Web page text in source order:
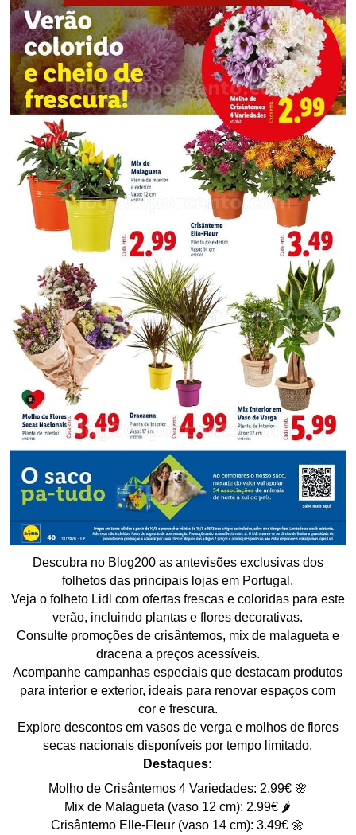
Descubra no Blog200 as antevisões exclusivas dos
folhetos das principais lojas em Portugal.
Veja o folheto Lidl com ofertas frescas e coloridas para este
verão, incluindo plantas e flores decorativas.
Consulte promoções de crisântemos, mix de malagueta e
dracena a preços acessíveis.
Acompanhe campanhas especiais que destacam produtos
para interior e exterior, ideais para renovar espaços com
cor e frescura.
Explore descontos em vasos de verga e molhos de flores
secas nacionais disponíveis por tempo limitado.
Destaques:
Molho de Crisântemos 4 Variedades: 2.99€ 🌸
Mix de Malagueta (vaso 12 cm): 2.99€ 🌶️
Crisântemo Elle-Fleur (vaso 14 cm): 3.49€ 🌼